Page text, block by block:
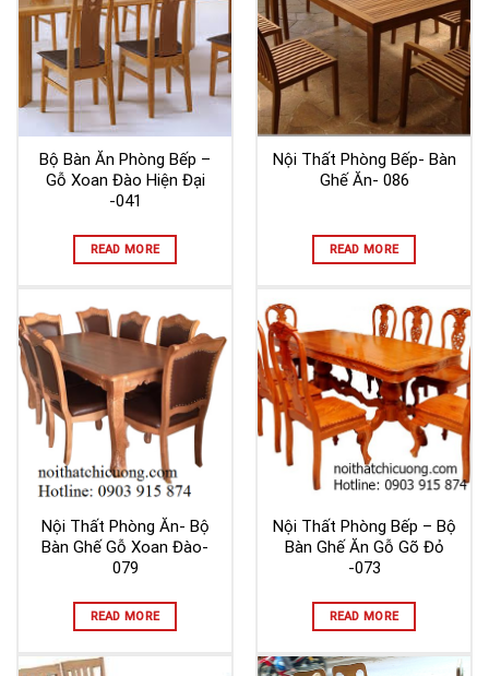
Bộ Bàn Ăn Phòng Bếp –
Gỗ Xoan Đào Hiện Đại
-041
READ MORE
Nội Thất Phòng Bếp- Bàn
Ghế Ăn- 086
READ MORE
Nội Thất Phòng Ăn- Bộ
Bàn Ghế Gỗ Xoan Đào-
079
READ MORE
Nội Thất Phòng Bếp – Bộ
Bàn Ghế Ăn Gỗ Gõ Đỏ
-073
READ MORE